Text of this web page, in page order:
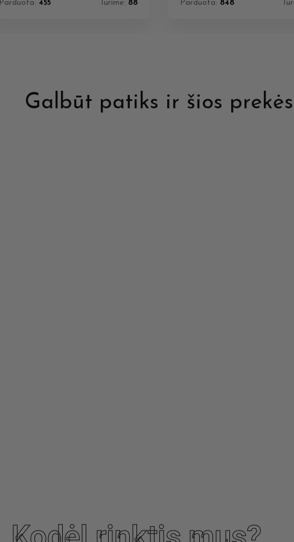
Parduota: 455 Turime: 88 Parduota: 848
Galbūt patiks ir šios prekės